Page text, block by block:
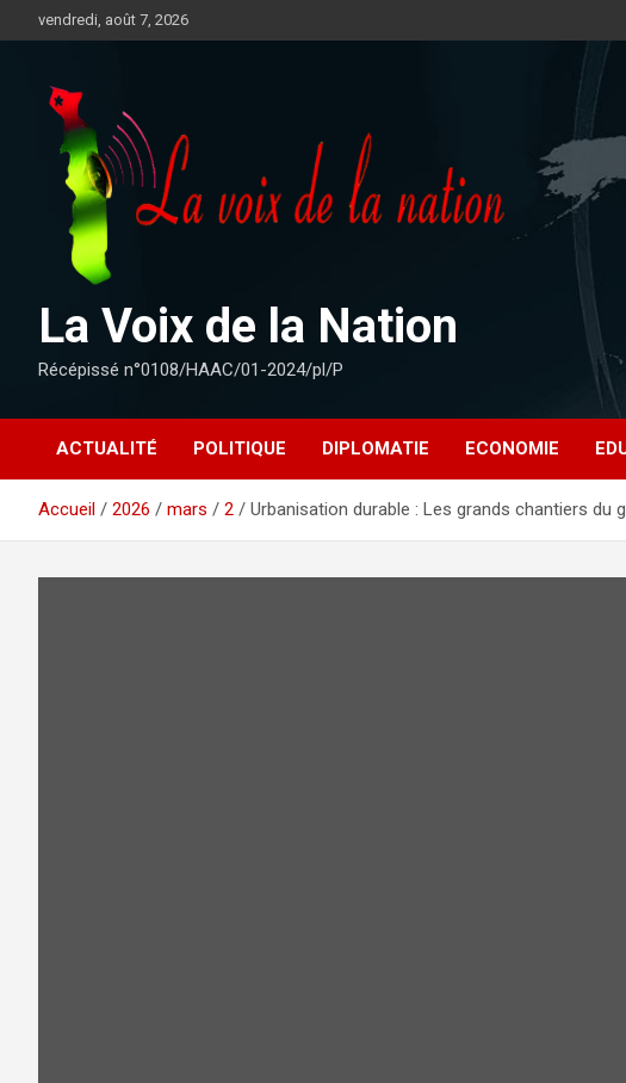
au
vendredi, août 7, 2026
La Voix de la Nation
Récépissé n°0108/HAAC/01-2024/pl/P
ACTUALITÉ POLITIQUE DIPLOMATIE ECONOMIE
Accueil 2026 mars 2 Urbanisation durable : Les grands chantiers du